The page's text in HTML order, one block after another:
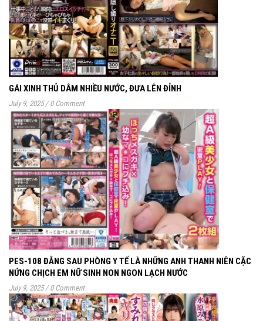
GÁI XINH THỦ DÂM NHIỀU NƯỚC, ĐƯA LÊN ĐỈNH
July 9, 2025 / 0 Comment
PES-108 ĐẰNG SAU PHÒNG Y TẾ LÀ NHỮNG ANH THANH NIÊN CẶC
NỨNG CHỊCH EM NỮ SINH NON NGON LẠCH NƯỚC
July 9, 2025 / 0 Comment